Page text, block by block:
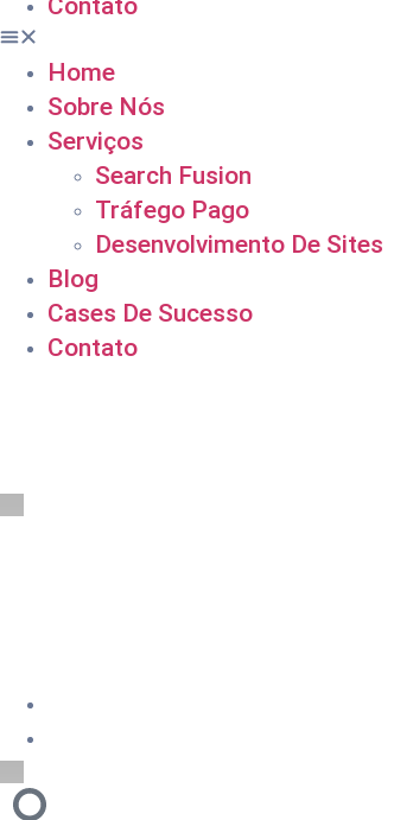
Contato
Home
Sobre Nós
Serviços
Search Fusion
Tráfego Pago
Desenvolvimento De Sites
Blog
Cases De Sucesso
Contato